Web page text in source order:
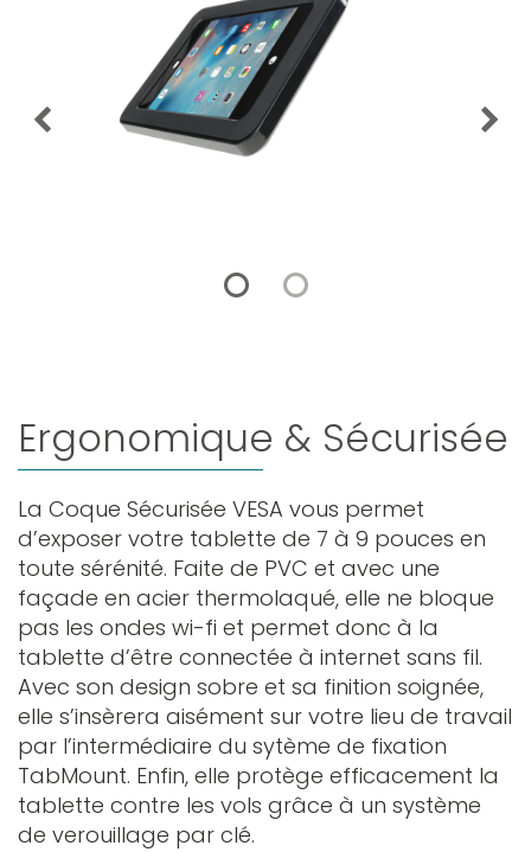
Ergonomique & Sécurisée
La Coque Sécurisée VESA vous permet
d’exposer votre tablette de 7 à 9 pouces en
toute sérénité. Faite de PVC et avec une
façade en acier thermolaqué, elle ne bloque
pas les ondes wi-fi et permet donc à la
tablette d’être connectée à internet sans fil.
Avec son design sobre et sa finition soignée,
elle s’insèrera aisément sur votre lieu de travail
par l’intermédiaire du sytème de fixation
TabMount. Enfin, elle protège efficacement la
tablette contre les vols grâce à un système
de verouillage par clé.